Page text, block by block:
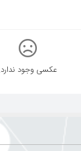
عکسی وجود ندارد.